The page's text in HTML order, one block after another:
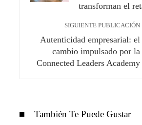
transforman el
SIGUIENTE PUBLICACIÓN
Autenticidad empresarial: el
cambio impulsado por la
Connected Leaders Academy
También Te Puede Gustar